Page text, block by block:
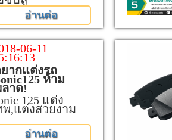
อ่านต่อ
06-11
ากแต่งรถ
ห้าม
าด!
125 แต่ง
พ,แต่งสวยงาม
อ่านต่อ